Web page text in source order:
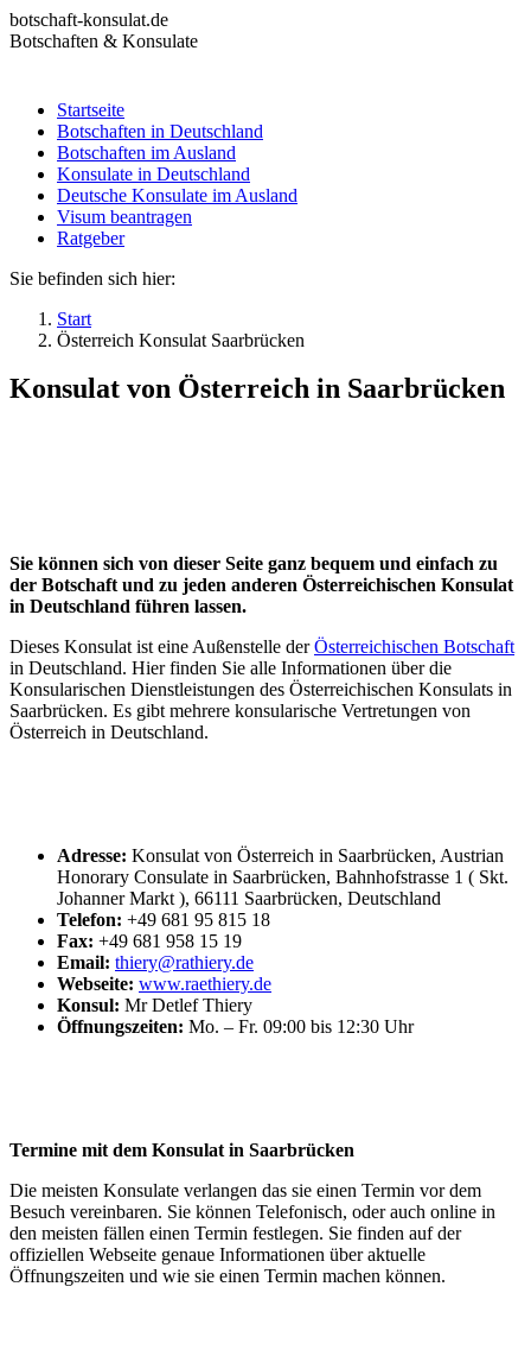
Zum
Inhalt
botschaft-konsulat.de
Botschaften & Konsulate
Startseite
Botschaften in Deutschland
Botschaften im Ausland
Konsulate in Deutschland
Deutsche Konsulate im Ausland
Visum beantragen
Ratgeber
Startseite
Botschaften in Deutschland
Botschaften im Ausland
Konsulate in Deutschland
Deutsche Konsulate im Ausland
Visum beantragen
Ratgeber
Sie befinden sich hier:
Start
Österreich Konsulat Saarbrücken
Konsulat von Österreich in Saarbrücken
Sie können sich von dieser Seite ganz bequem und einfach zu
der Botschaft und zu jeden anderen Österreichischen Konsulat
in Deutschland führen lassen.
Dieses Konsulat ist eine Außenstelle derÖsterreichischen Botschaft
in Deutschland. Hier finden Sie alle Informationen über die
Konsularischen Dienstleistungen des Österreichischen Konsulats in
Saarbrücken. Es gibt mehrere konsularische Vertretungen von
Österreich in Deutschland.
Adresse: Konsulat von Österreich in Saarbrücken, Austrian
Honorary Consulate in Saarbrücken, Bahnhofstrasse 1 ( Skt.
Johanner Markt ), 66111 Saarbrücken, Deutschland
Telefon: +49 681 95 815 18
Fax: +49 681 958 15 19
Email: thiery@rathiery.de
Webseite: www.raethiery.de
Konsul: Mr Detlef Thiery
Öffnungszeiten: Mo. – Fr. 09:00 bis 12:30 Uhr
Termine mit dem Konsulat in Saarbrücken
Die meisten Konsulate verlangen das sie einen Termin vor dem
Besuch vereinbaren. Sie können Telefonisch, oder auch online in
den meisten fällen einen Termin festlegen. Sie finden auf der
offiziellen Webseite genaue Informationen über aktuelle
Öffnungszeiten und wie sie einen Termin machen können.